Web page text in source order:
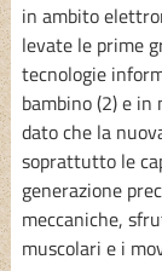
in ambito
levate le prime
tecnologie
bambino (2) e
dato che la
soprattutto le
generazione
meccaniche,
muscolari e i